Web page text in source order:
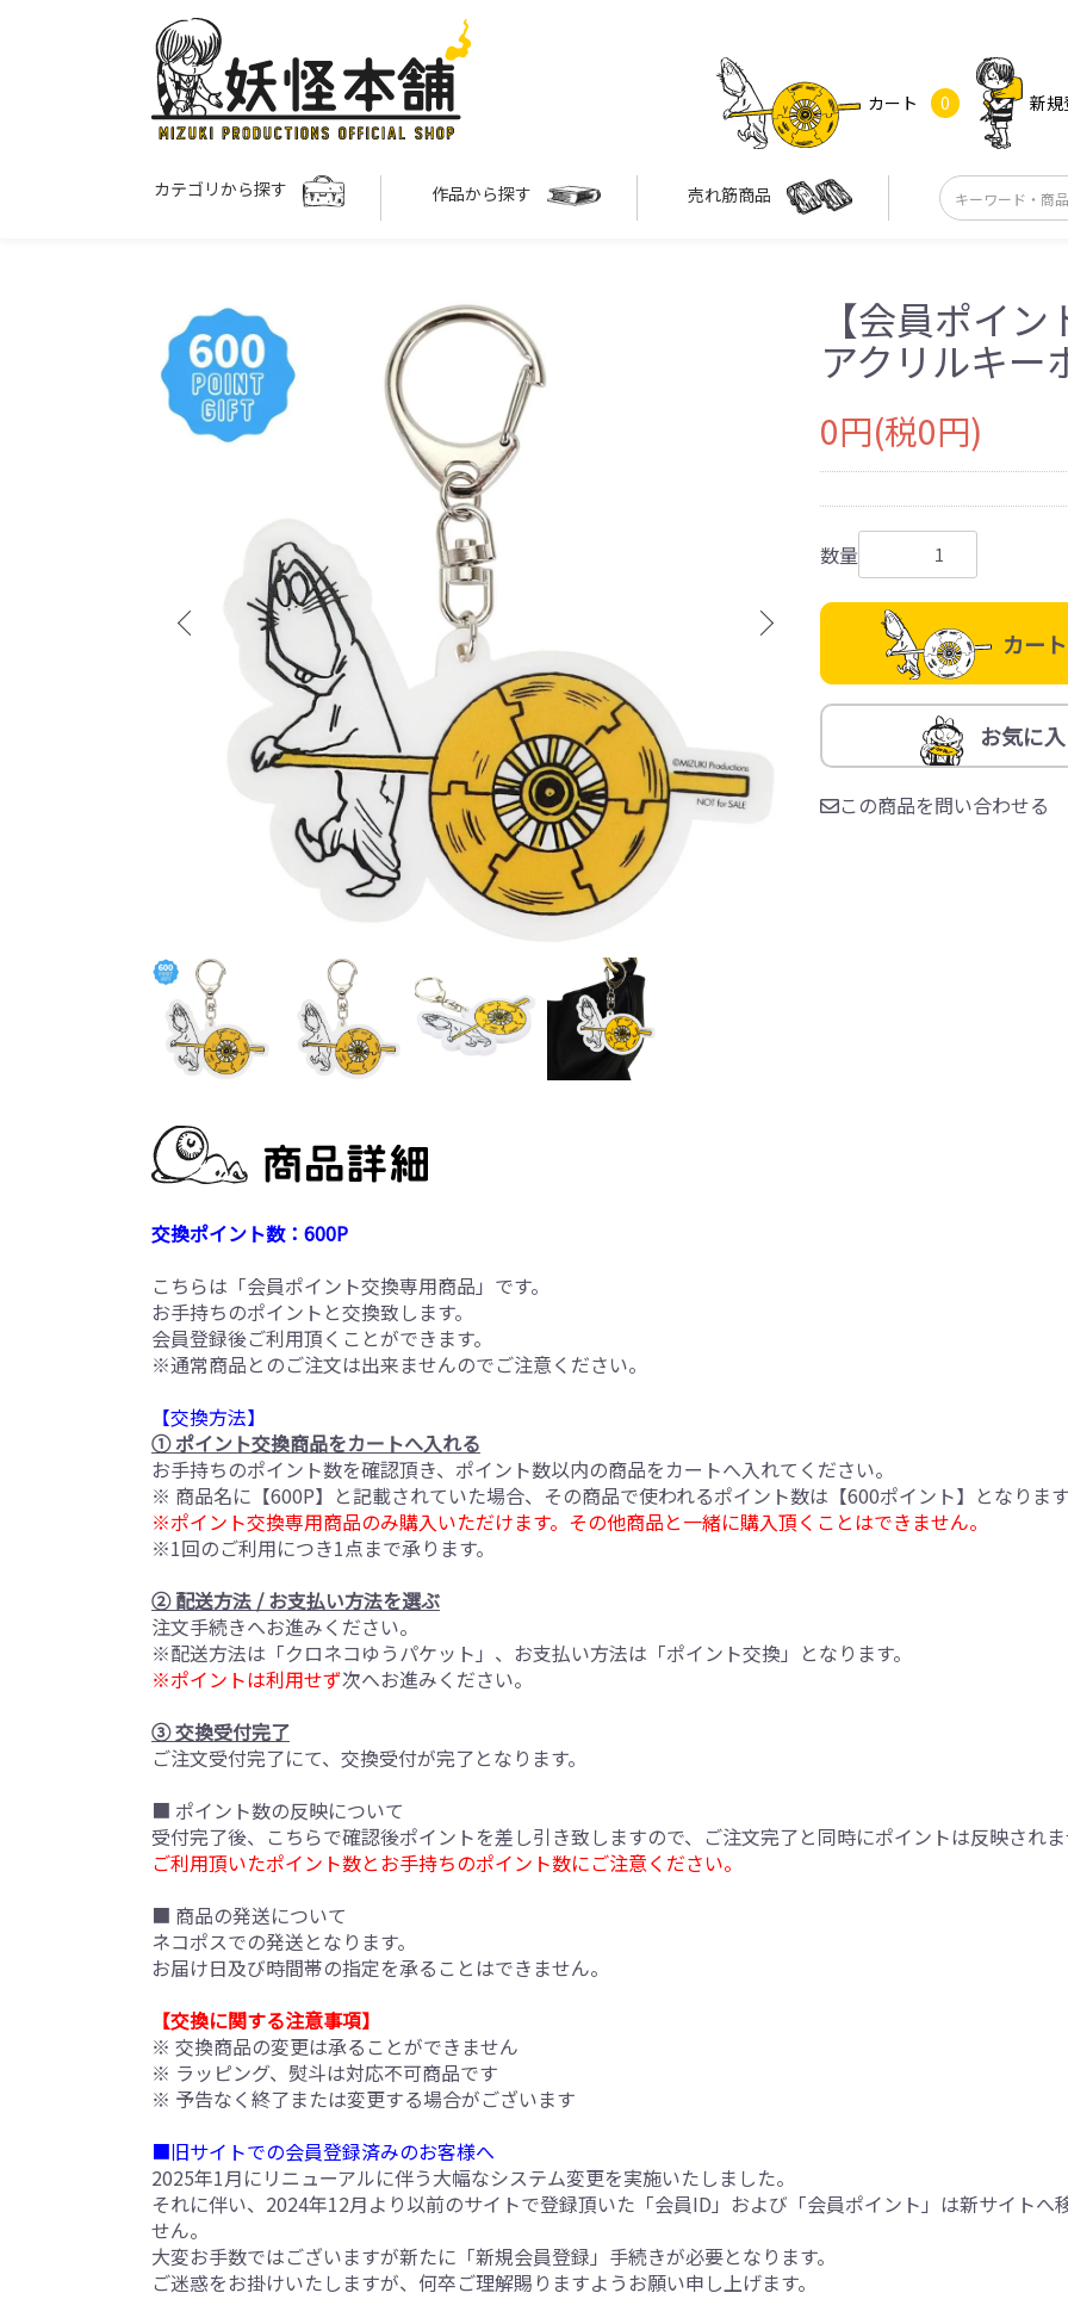
カート 0 新規
カテゴリから探す 作品から探す 売れ筋商品
【会員ポイ
アクリルキー
0円(税0円)
数量
カー
お気に
この商品を問い合わせる
交換ポイント数：600P
こちらは「会員ポイント交換専用商品」です。
お手持ちのポイントと交換致します。
会員登録後ご利用頂くことができます。
※通常商品とのご注文は出来ませんのでご注意ください。
【交換方法】
① ポイント交換商品をカートへ入れる
お手持ちのポイント数を確認頂き、ポイント数以内の商品をカートへ入れてください。
※ 商品名に【600P】と記載されていた場合、その商品で使われるポイント数は【600ポイント】となりま
※ポイント交換専用商品のみ購入いただけます。その他商品と一緒に購入頂くことはできません。
※1回のご利用につき1点まで承ります。
② 配送方法 / お支払い方法を選ぶ
注文手続きへお進みください。
※配送方法は「クロネコゆうパケット」、お支払い方法は「ポイント交換」となります。
※ポイントは利用せず次へお進みください。
③ 交換受付完了
ご注文受付完了にて、交換受付が完了となります。
■ ポイント数の反映について
受付完了後、こちらで確認後ポイントを差し引き致しますので、ご注文完了と同時にポイントは反映され
ご利用頂いたポイント数とお手持ちのポイント数にご注意ください。
■ 商品の発送について
ネコポスでの発送となります。
お届け日及び時間帯の指定を承ることはできません。
【交換に関する注意事項】
※ 交換商品の変更は承ることができません
※ ラッピング、熨斗は対応不可商品です
※ 予告なく終了または変更する場合がございます
■旧サイトでの会員登録済みのお客様へ
2025年1月にリニューアルに伴う大幅なシステム変更を実施いたしました。
それに伴い、2024年12月より以前のサイトで登録頂いた「会員ID」および「会員ポイント」は新サイト
せん。
大変お手数ではございますが新たに「新規会員登録」手続きが必要となります。
ご迷惑をお掛けいたしますが、何卒ご理解賜りますようお願い申し上げます。